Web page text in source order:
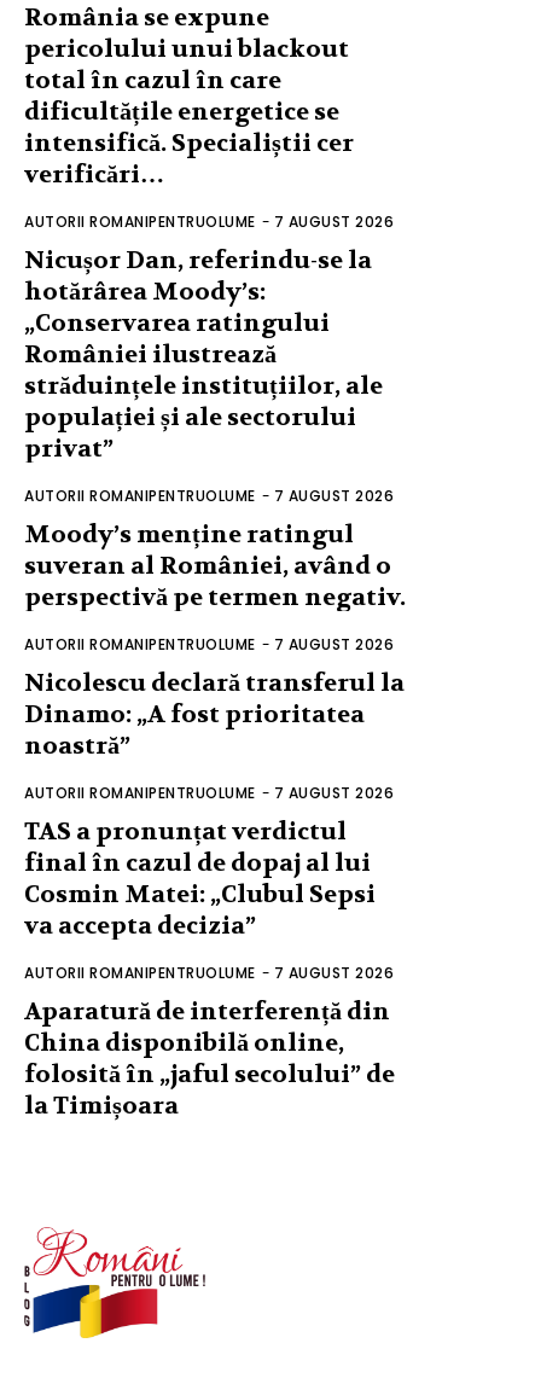
România se expune
pericolului unui blackout
total în cazul în care
dificultățile energetice se
intensifică. Specialiștii cer
verificări…
AUTORII ROMANIPENTRUOLUME - 7 AUGUST 2026
Nicușor Dan, referindu-se la
hotărârea Moody’s:
„Conservarea ratingului
României ilustrează
străduințele instituțiilor, ale
populației și ale sectorului
privat”
AUTORII ROMANIPENTRUOLUME - 7 AUGUST 2026
Moody’s menține ratingul
suveran al României, având o
perspectivă pe termen negativ.
AUTORII ROMANIPENTRUOLUME - 7 AUGUST 2026
Nicolescu declară transferul la
Dinamo: „A fost prioritatea
noastră”
AUTORII ROMANIPENTRUOLUME - 7 AUGUST 2026
TAS a pronunțat verdictul
final în cazul de dopaj al lui
Cosmin Matei: „Clubul Sepsi
va accepta decizia”
AUTORII ROMANIPENTRUOLUME - 7 AUGUST 2026
Aparatură de interferență din
China disponibilă online,
folosită în „jaful secolului” de
la Timișoara